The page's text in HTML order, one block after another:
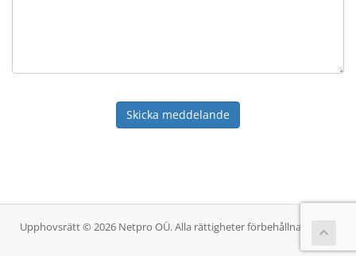
Skicka meddelande
Upphovsrätt © 2026 Netpro OÜ. Alla rättigheter förbehållna.